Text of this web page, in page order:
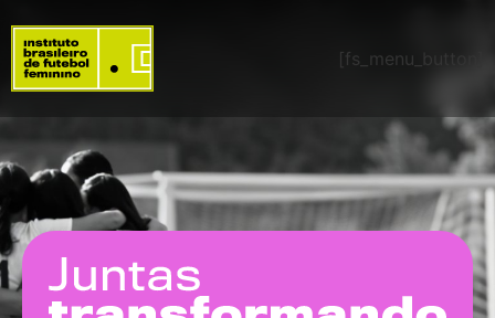
[fs_menu_button]